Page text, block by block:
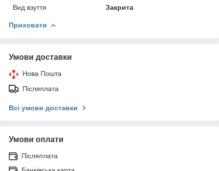
Вид взуття
Закрита
Приховати
Умови доставки
Нова Пошта
Післяплата
Всі умови доставки
Умови оплати
Післяплата